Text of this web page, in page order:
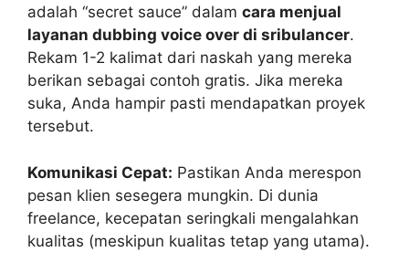
adalah “secret sauce” dalam cara menjual
layanan dubbing voice over di sribulancer.
Rekam 1-2 kalimat dari naskah yang mereka
berikan sebagai contoh gratis. Jika mereka
suka, Anda hampir pasti mendapatkan proyek
tersebut.
Komunikasi Cepat: Pastikan Anda merespon
pesan klien sesegera mungkin. Di dunia
freelance, kecepatan seringkali mengalahkan
kualitas (meskipun kualitas tetap yang utama).